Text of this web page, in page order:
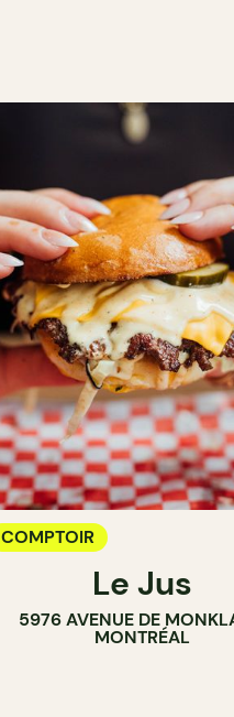
COMPTOIR
Le Jus
5976 AVENUE DE
MONTRÉAL